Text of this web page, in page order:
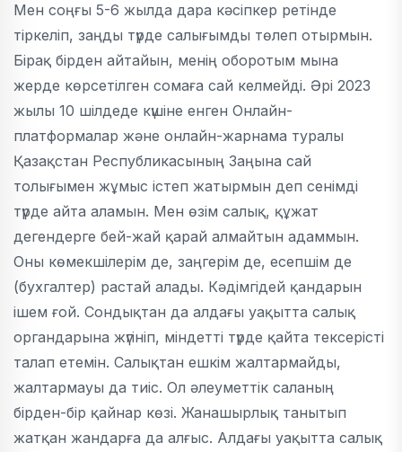
Мен соңғы 5-6 жылда дара кәсіпкер ретінде
тіркеліп, заңды түрде салығымды төлеп отырмын.
Бірақ бірден айтайын, менің оборотым мына
жерде көрсетілген сомаға сай келмейді. Әрі 2023
жылы 10 шілдеде күшіне енген Онлайн-
платформалар және онлайн-жарнама туралы
Қазақстан Республикасының Заңына сай
толығымен жұмыс істеп жатырмын деп сенімді
түрде айта аламын. Мен өзім салық, құжат
дегендерге бей-жай қарай алмайтын адаммын.
Оны көмекшілерім де, заңгерім де, есепшім де
(бухгалтер) растай алады. Кәдімгідей қандарын
ішем ғой. Сондықтан да алдағы уақытта салық
органдарына жүгініп, міндетті түрде қайта тексерісті
талап етемін. Салықтан ешкім жалтармайды,
жалтармауы да тиіс. Ол әлеуметтік саланың
бірден-бір қайнар көзі. Жанашырлық танытып
жатқан жандарға да алғыс. Алдағы уақытта салық